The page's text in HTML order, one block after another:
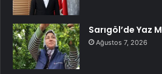
Sarıgöl’de Yaz
Ağustos 7, 2026